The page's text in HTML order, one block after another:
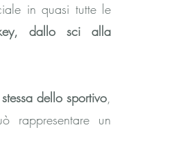
in quasi tutte le
dallo sci alla
dello sportivo,
rappresentare un